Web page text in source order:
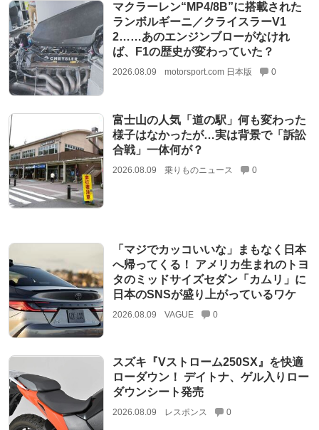
マクラーレン“MP4/8B”に搭載された
ランボルギーニ／クライスラーV1
2……あのエンジンブローがなけれ
ば、F1の歴史が変わっていた？
2026.08.09 motorsport.com 日本版 0
富士山の人気「道の駅」何も変わった
様子はなかったが…実は背景で「訴訟
合戦」一体何が？
2026.08.09 乗りものニュース 0
「マジでカッコいいな」まもなく日本
へ帰ってくる！ アメリカ生まれのトヨ
タのミッドサイズセダン「カムリ」に
日本のSNSが盛り上がっているワケ
2026.08.09 VAGUE 0
スズキ『Vストローム250SX』を快適
ローダウン！ デイトナ、ゲル入りロー
ダウンシート発売
2026.08.09 レスポンス 0